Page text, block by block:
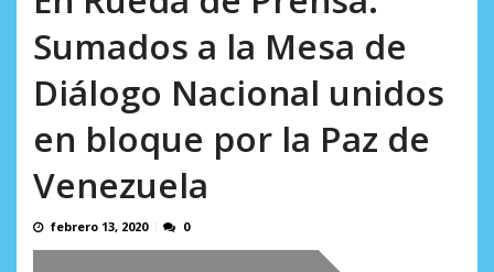
Sumados a la Mesa de
Diálogo Nacional unidos
en bloque por la Paz de
Venezuela
febrero 13, 2020 0